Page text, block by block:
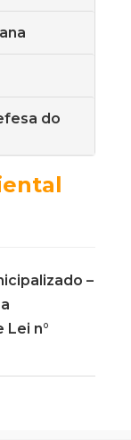
do
–
Lei n°